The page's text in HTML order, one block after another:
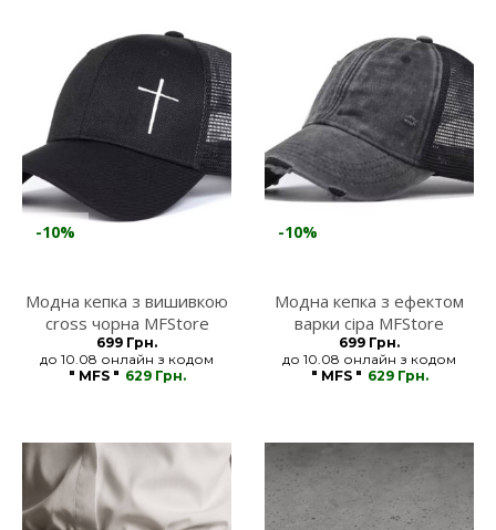
Модна кепка з вишивкою
cross чорна MFStore
699 Грн.
до 10.08 онлайн з кодом
" MFS " 629 Грн.
-10%
Модна кепка з ефектом
варки сіра MFStore
699 Грн.
до 10.08 онлайн з кодом
" MFS " 629 Грн.
-10%